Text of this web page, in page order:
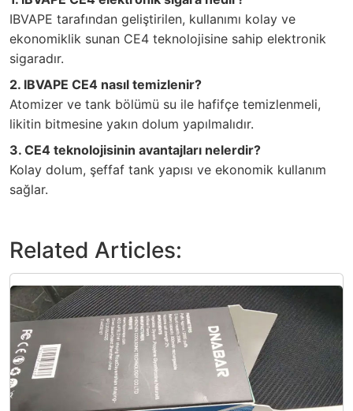
IBVAPE tarafından geliştirilen, kullanımı kolay ve
ekonomiklik sunan CE4 teknolojisine sahip elektronik
sigaradır.
2. IBVAPE CE4 nasıl temizlenir?
Atomizer ve tank bölümü su ile hafifçe temizlenmeli,
likitin bitmesine yakın dolum yapılmalıdır.
3. CE4 teknolojisinin avantajları nelerdir?
Kolay dolum, şeffaf tank yapısı ve ekonomik kullanım
sağlar.
Related Articles: